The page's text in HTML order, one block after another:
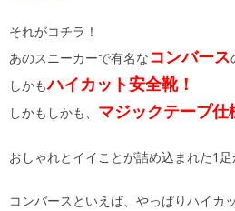
それがコチラ！
あのスニーカーで有名なコンバース
しかもハイカット安全靴！
しかもしかも、 マジックテープ仕
おしゃれとイイことが詰め込まれた1
コンバースといえば、やっぱりハイカ